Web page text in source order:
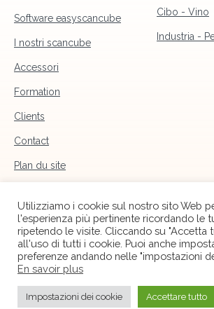
Software easyscancube
I nostri scancube
Accessori
Formation
Clients
Contact
Plan du site
Cibo - Vino
Industria -
ScanCube| iWiT Systems©
Utilizziamo i cookie sul nostro sito Web
l'esperienza più pertinente ricordando le
ripetendo le visite. Cliccando su "Accetta
all'uso di tutti i cookie. Puoi anche
preferenze andando nelle "impostazioni
En savoir plus
Impostazioni dei cookie Accettare tutto